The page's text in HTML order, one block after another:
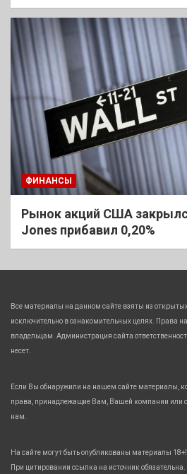
ФИНАНСЫ
Рынок акций США
Jones прибавил 0,20%
Все материалы на данном сайте взяты из
исключительно в ознакомительных целях. Права
владельцам. Администрация сайта
несет.
Если Вы обнаружили на нашем сайте материалы,
права, принадлежащие Вам, Вашей компании или
нам.
На сайте могут быть опубликованы материалы 18+!
При цитировании ссылка на источник обязательна.